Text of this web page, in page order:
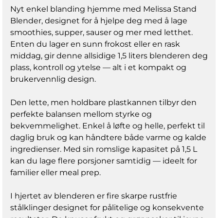
supper og mye mer • Den lette og slitesterke
plastkannen gir en perfekt balanse mellom
styrke og enkel håndtering • Fire kniver i
rustfritt stål gir jevne og konsistente resultater
*Velg riktig tekstur med tilpasset
hastighetskontroll, med to
hastighetsinnstillinger • Pulsfunksjonen gir et
øyeblikkelig kraftløft når det er nødvendig •
Sklisikre føtter holder blenderen godt på plass •
Enkel rengjøring med kannen som tåler
avstengningsfunksjon på lokket og kannen for
maksimal sikkerhet Produktspesifikasjoner
Bredde 210 mm Høyde 165 mm Dybde 380 mm
Vekt 1540 g Farge Sort Vaskemaskin sikker Ja
Inngangsspenning 220 - 240 V AC 50/60 Hz
Strømkildetype Nettstrøm drevet Materiale
Plast Nettplugg Euro / Type C (CEE 7/16)
Sklisikre føtter Ja Maksimum forbruk strøm 800
W Inkludert målealternativ Ja Avtagbare kniver
Nei Kontinuerlig eller pulserende handling
Rustfritt Stål Materiell kanne Plast Type blender
Hastighetsinnstillinger 2 Hastighetsinnstillinger
Nyt enkel blanding hjemme med Melissa Stand
Blender, designet for å hjelpe deg med å lage
smoothies, supper, sauser og mer med letthet.
Enten du lager en sunn frokost eller en rask
middag, gir denne allsidige 1,5 liters blenderen deg
plass, kontroll og ytelse — alt i et kompakt og
brukervennlig design.
Den lette, men holdbare plastkannen tilbyr den
perfekte balansen mellom styrke og
bekvemmelighet. Enkel å løfte og helle, perfekt til
daglig bruk og kan håndtere både varme og kalde
ingredienser. Med sin romslige kapasitet på 1,5 L
kan du lage flere porsjoner samtidig — ideelt for
familier eller meal prep.
I hjertet av blenderen er fire skarpe rustfrie
stålklinger designet for pålitelige og konsekvente